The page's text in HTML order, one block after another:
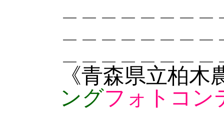
《青森県立柏
ングフォトコン